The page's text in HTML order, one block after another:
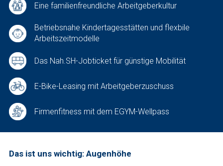
Eine familienfreundliche Arbeitgeberkultur
Betriebsnahe Kindertagesstätten und flexbile
Arbeitszeitmodelle
Das Nah.SH-Jobticket für günstige Mobilität
E-Bike-Leasing mit Arbeitgeberzuschuss
Firmenfitness mit dem EGYM-Wellpass
Das ist uns wichtig: Augenhöhe